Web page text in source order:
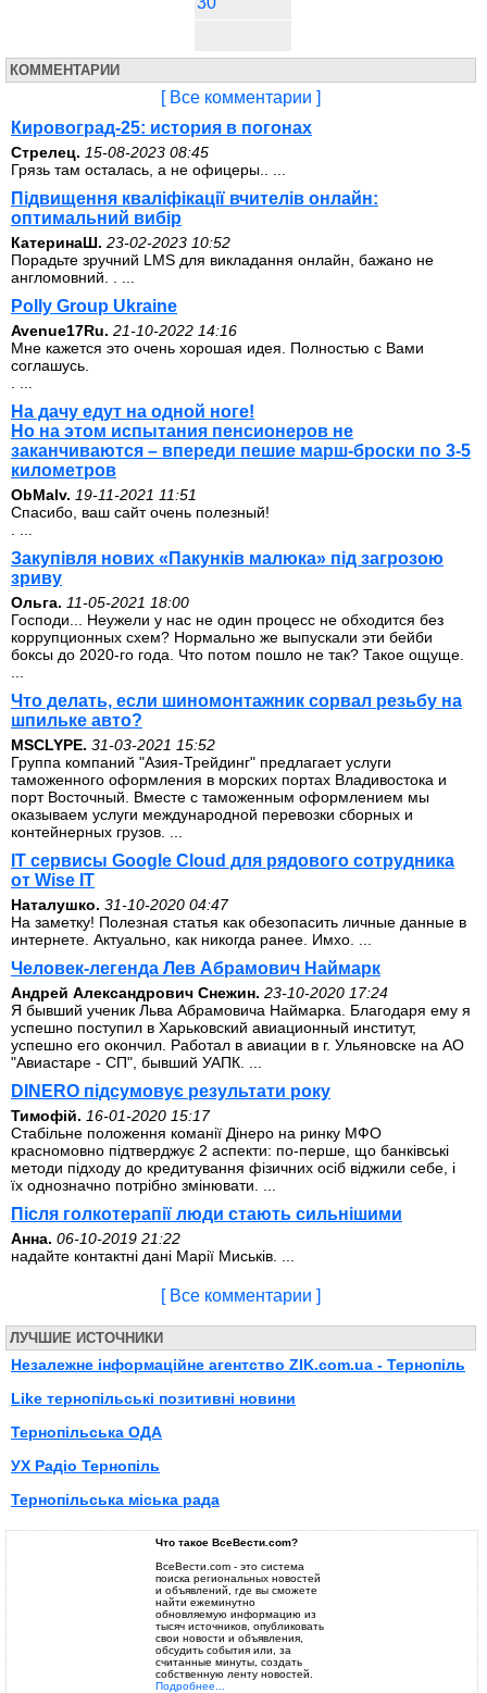
КОММЕНТАРИИ
[ Все комментарии ]
Кировоград-25: история в погонах
Стрелец. 15-08-2023 08:45
Грязь там осталась, а не офицеры.. ...
Підвищення кваліфікації вчителів онлайн:
оптимальний вибір
КатеринаШ. 23-02-2023 10:52
Порадьте зручний LMS для викладання онлайн, бажано не
англомовний. . ...
Polly Group Ukraine
Avenue17Ru. 21-10-2022 14:16
Мне кажется это очень хорошая идея. Полностью с Вами
соглашусь.
На дачу едут на одной ноге!
Но на этом испытания пенсионеров не
заканчиваются – впереди пешие марш-броски по 3-5
километров
ОbMalv. 19-11-2021 11:51
Спасибо, ваш сайт очень полезный!
Закупівля нових «Пакунків малюка» під загрозою
зриву
Ольга. 11-05-2021 18:00
Господи... Неужели у нас не один процесс не обходится без
коррупционных схем? Нормально же выпускали эти бейби
боксы до 2020-го года. Что потом пошло не так? Такое ощуще.
Что делать, если шиномонтажник сорвал резьбу на
шпильке авто?
MSCLYPE. 31-03-2021 15:52
Группа компаний "Азия-Трейдинг" предлагает услуги
таможенного оформления в морских портах Владивостока и
порт Восточный. Вместе с таможенным оформлением мы
оказываем услуги международной перевозки сборных и
контейнерных грузов. ...
IT сервисы Google Cloud для рядового сотрудника
от Wise IT
Наталушко. 31-10-2020 04:47
На заметку! Полезная статья как обезопасить личные данные в
интернете. Актуально, как никогда ранее. Имхо. ...
Человек-легенда Лев Абрамович Наймарк
Андрей Александрович Снежин. 23-10-2020 17:24
Я бывший ученик Льва Абрамовича Наймарка. Благодаря ему я
успешно поступил в Харьковский авиационный институт,
успешно его окончил. Работал в авиации в г. Ульяновске на АО
"Авиастаре - СП", бывший УАПК. ...
DINERO підсумовує результати року
Тимофій. 16-01-2020 15:17
Стабільне положення команії Дінеро на ринку МФО
красномовно підтверджує 2 аспекти: по-перше, що банківські
методи підходу до кредитування фізичних осіб віджили себе, і
їх однозначно потрібно змінювати. ...
Після голкотерапії люди стають сильнішими
Анна. 06-10-2019 21:22
надайте контактні дані Марії Миськів. ...
[ Все комментарии ]
ЛУЧШИЕ ИСТОЧНИКИ
Незалежне інформаційне агентство ZIK.com.ua - Тернопіль
Like тернопільські позитивні новини
Тернопільська ОДА
УХ Радіо Тернопіль
Тернопільська міська рада
Что такое ВсеВести.com?
ВсеВести.com - это система
поиска региональных новостей
и объявлений, где вы сможете
найти ежеминутно
обновляемую информацию из
тысяч источников, опубликовать
свои новости и объявления,
обсудить события или, за
считанные минуты, создать
собственную ленту новостей.
Подробнее...